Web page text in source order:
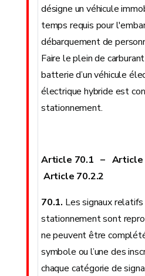
désigne un véhicule
temps requis pour
débarquement de
Faire le plein de
batterie d’un véhicule
électrique hybride est
stationnement.
Article 70.1 – Article
Article 70.2.2
70.1. Les signaux relatifs
stationnement sont
ne peuvent être
symbole ou l’une des
chaque catégorie de